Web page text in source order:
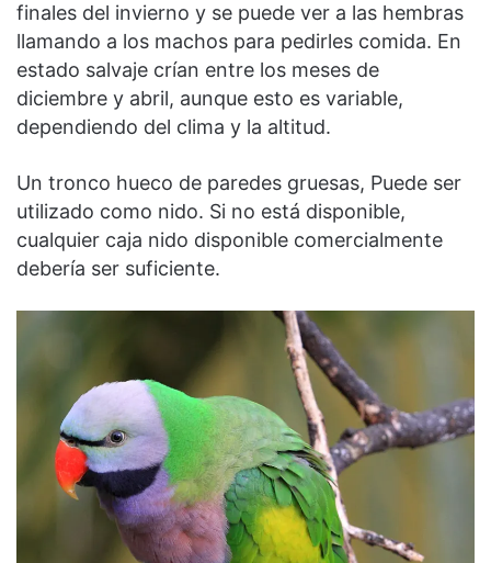
finales del invierno y se puede ver a las hembras
llamando a los machos para pedirles comida. En
estado salvaje crían entre los meses de
diciembre y abril, aunque esto es variable,
dependiendo del clima y la altitud.
Un tronco hueco de paredes gruesas, Puede ser
utilizado como nido. Si no está disponible,
cualquier caja nido disponible comercialmente
debería ser suficiente.